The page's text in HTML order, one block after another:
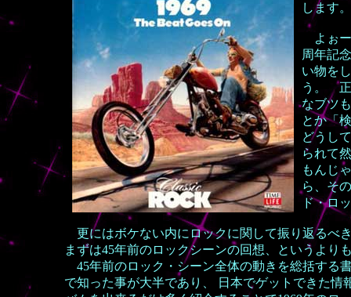
します。
よぉー
周年記
い物を
う。 正
なブツ
とか「
どうし
られて
もんじ
ら、そ
ド・ロ
更にはボケない内にロックに関して振り返るべ
まずは45年前のロックシーンの回想、というより
45年前のロック・シーン全体の動きを総括する
で知った事が大半であり、 日本でゲットできた